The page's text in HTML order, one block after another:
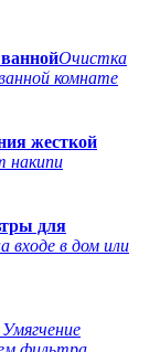
Очистка
комнате
жесткой
накипи
для
входе в дом или
Умягчение